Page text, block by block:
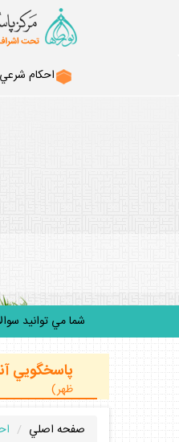
احكام شرعي
شما مي توانيد سوالات
پاسخگويي
ظهر)
صفحه اصلي